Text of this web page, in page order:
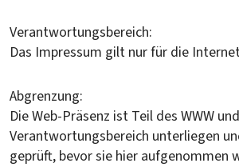
Verantwortungsbereich:
Das Impressum gilt nur für die
Abgrenzung:
Die Web-Präsenz ist Teil des WWW
Verantwortungsbereich unterliegen
geprüft, bevor sie hier aufgenommen